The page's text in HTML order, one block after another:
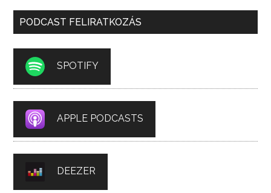
PODCAST FELIRATKOZÁS
SPOTIFY
APPLE PODCASTS
DEEZER